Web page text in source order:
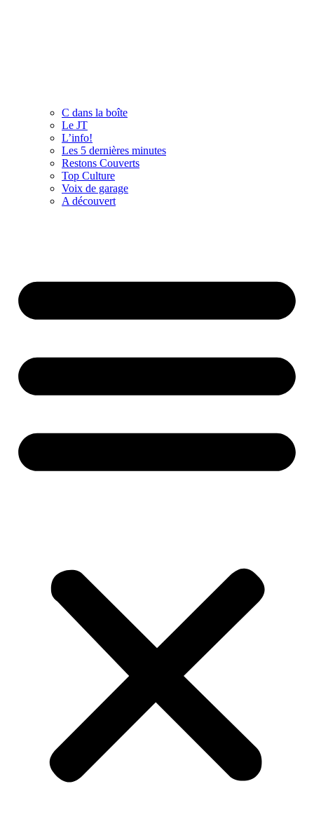
C dans la boîte
Le JT
L’info!
Les 5 dernières minutes
Restons Couverts
Top Culture
Voix de garage
A découvert